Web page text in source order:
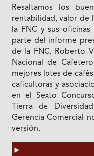
Resaltamos los
rentabilidad, valor de
la FNC y sus
parte del informe
de la FNC, Roberto
Nacional de
mejores lotes de
caficultoras y
en el Sexto
Tierra de
Gerencia Comercial
versión.